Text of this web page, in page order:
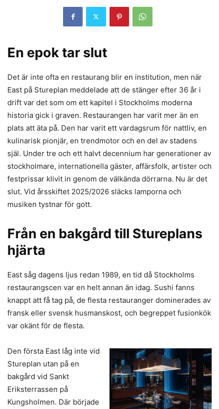
En epok tar slut
Det är inte ofta en restaurang blir en institution, men när
East på Stureplan meddelade att de stänger efter 36 år i
drift var det som om ett kapitel i Stockholms moderna
historia gick i graven. Restaurangen har varit mer än en
plats att äta på. Den har varit ett vardagsrum för nattliv, en
kulinarisk pionjär, en trendmotor och en del av stadens
själ. Under tre och ett halvt decennium har generationer av
stockholmare, internationella gäster, affärsfolk, artister och
festprissar klivit in genom de välkända dörrarna. Nu är det
slut. Vid årsskiftet 2025/2026 släcks lamporna och
musiken tystnar för gott.
Från en bakgård till Stureplans
hjärta
East såg dagens ljus redan 1989, en tid då Stockholms
restaurangscen var en helt annan än idag. Sushi fanns
knappt att få tag på, de flesta restauranger dominerades av
fransk eller svensk husmanskost, och begreppet fusionkök
var okänt för de flesta.
Den första East låg inte vid
Stureplan utan på en
bakgård vid Sankt
Eriksterrassen på
Kungsholmen. Där började